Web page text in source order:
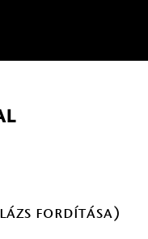
fordítása)